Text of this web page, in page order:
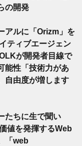
の開発
アルに「Orizm」を
ティブエージェン
が開発者目線で
能性「技術力があ
自由度が増します
たちに生で聞い
値を発揮するWeb
「web